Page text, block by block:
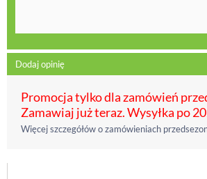
Dodaj opinię
Promocja tylko dla zamówień
Zamawiaj już teraz. Wysyłka po
Więcej szczegółów o zamówieniach